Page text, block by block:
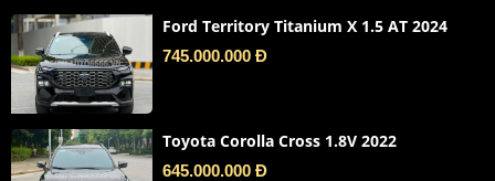
Ford Territory Titanium X 1.5 AT 2024
745.000.000 Đ
Toyota Corolla Cross 1.8V 2022
645.000.000 Đ